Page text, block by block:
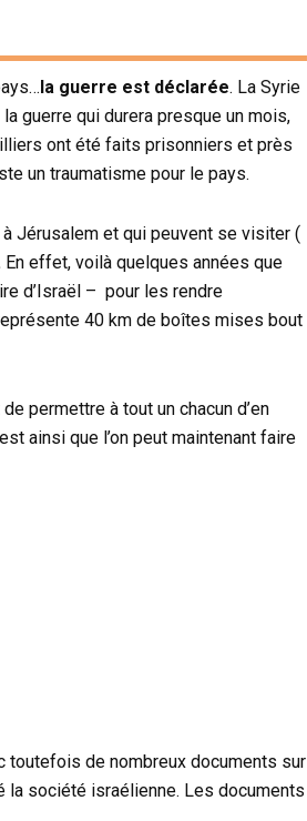
la guerre est déclarée. La Syrie
guerre qui durera presque un mois,
ont été faits prisonniers et près
un traumatisme pour le pays.
Jérusalem et qui peuvent se visiter (
En effet, voilà quelques années que
d’Israël – pour les rendre
40 km de boîtes mises bout
permettre à tout un chacun d’en
ainsi que l’on peut maintenant faire
toutefois de nombreux documents sur
société israélienne. Les documents